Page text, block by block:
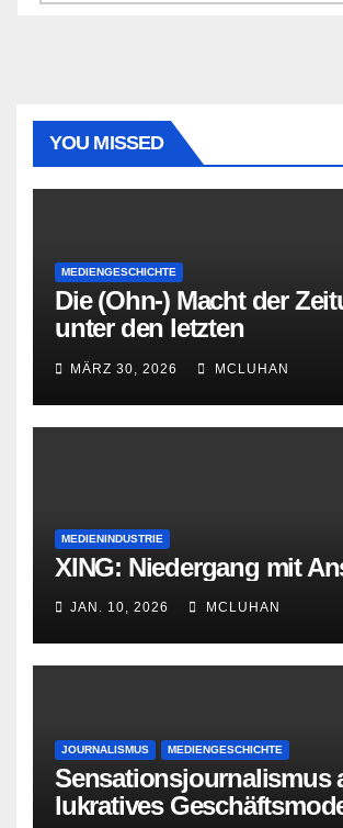
YOU MISSED
MEDIENGESCHICHTE
Die (Ohn-) Macht der
unter den letzten
Bourbonenkönigen
MÄRZ 30, 2026 MCLUHAN
MEDIENINDUSTRIE
XING: Niedergang mit
JAN. 10, 2026 MCLUHAN
JOURNALISMUS MEDIENGESCHICHTE
Sensationsjournalismus
lukratives